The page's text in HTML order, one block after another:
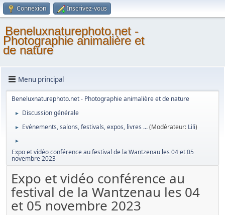
Connexion Inscrivez-vous
Beneluxnaturephoto.net -
Photographie animalière et
de nature
Menu principal
Beneluxnaturephoto.net - Photographie animalière et de nature
► Discussion générale
► Evénements, salons, festivals, expos, livres ...(Modérateur: Lili)
►
Expo et vidéo conférence au festival de la Wantzenau les 04 et 05
novembre 2023
Expo et vidéo conférence au
festival de la Wantzenau les 04
et 05 novembre 2023